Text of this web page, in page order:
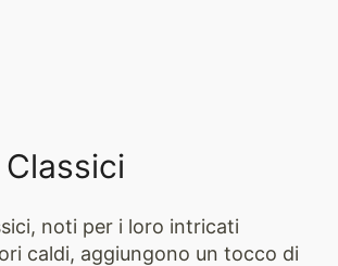
noti per i loro intricati
caldi, aggiungono un tocco di